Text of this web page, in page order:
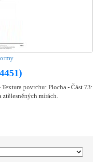
povrchu: Plocha - Část 73:
mírách.